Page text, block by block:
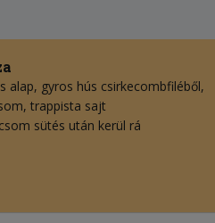
alap, gyros hús csirkecombfiléből,
trappista sajt
sütés után kerül rá